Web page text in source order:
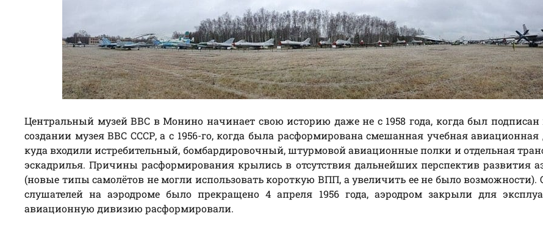
Центральный музей ВВС в Монино начинает свою историю даже не с 1958 года, когда был подписан
создании музея ВВС СССР, а с 1956-го, когда была расформирована смешанная учебная авиационная
куда входили истребительный, бомбардировочный, штурмовой авиационные полки и отдельная
эскадрилья. Причины расформирования крылись в отсутствия дальнейших перспектив развития
(новые типы самолётов не могли использовать короткую ВПП, а увеличить ее не было возможности).
слушателей на аэродроме было прекращено 4 апреля 1956 года, аэродром закрыли для
авиационную дивизию расформировали.